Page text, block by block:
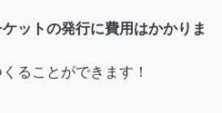
ットの発行に費用はかかりま
ることができます！